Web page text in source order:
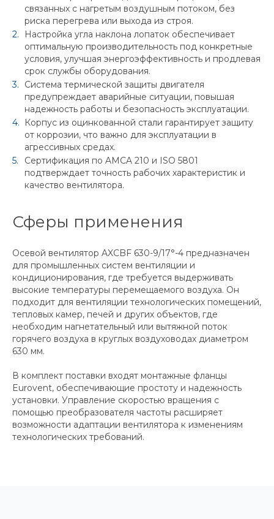
связанных с нагретым воздушным потоком, без
риска перегрева или выхода из строя.
Настройка угла наклона лопаток обеспечивает
оптимальную производительность под конкретные
условия, улучшая энергоэффективность и продлевая
срок службы оборудования.
Система термической защиты двигателя
предупреждает аварийные ситуации, повышая
надежность работы и безопасность эксплуатации.
Корпус из оцинкованной стали гарантирует защиту
от коррозии, что важно для эксплуатации в
агрессивных средах.
Сертификация по AMCA 210 и ISO 5801
подтверждает точность рабочих характеристик и
качество вентилятора.
Сферы применения
Осевой вентилятор AXCBF 630-9/17°-4 предназначен
для промышленных систем вентиляции и
кондиционирования, где требуется выдерживать
высокие температуры перемещаемого воздуха. Он
подходит для вентиляции технологических помещений,
тепловых камер, печей и других объектов, где
необходим нагнетательный или вытяжной поток
горячего воздуха в круглых воздуховодах диаметром
630 мм.
В комплект поставки входят монтажные фланцы
Eurovent, обеспечивающие простоту и надежность
установки. Управление скоростью вращения с
помощью преобразователя частоты расширяет
возможности адаптации вентилятора к изменениям
технологических требований.